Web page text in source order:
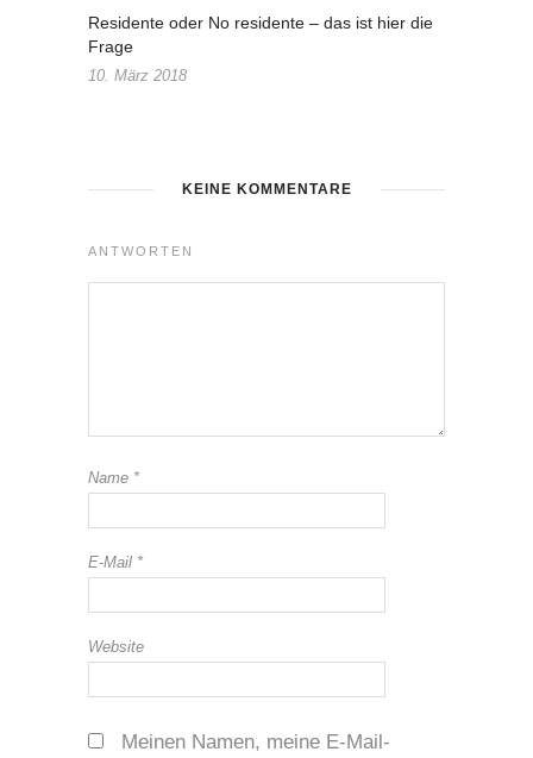
Residente oder No residente – das ist hier die
Frage
10. März 2018
KEINE KOMMENTARE
ANTWORTEN
Name *
E-Mail *
Website
Meinen Namen, meine E-Mail-